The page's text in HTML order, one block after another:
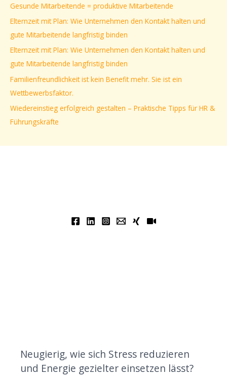
n
a
c
h
:
Gesunde Mitarbeitende = produktive Mitarbeitende
Elternzeit mit Plan: Wie Unternehmen den Kontakt halten und
gute Mitarbeitende langfristig binden
Elternzeit mit Plan: Wie Unternehmen den Kontakt halten und
gute Mitarbeitende langfristig binden
Familienfreundlichkeit ist kein Benefit mehr. Sie ist ein
Wettbewerbsfaktor.
Wiedereinstieg erfolgreich gestalten – Praktische Tipps für HR &
Führungskräfte
Neugierig, wie sich Stress reduzieren
und Energie gezielter einsetzen lässt?